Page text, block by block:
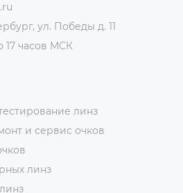
ул. Победы д. 11
17 часов МСК
линз
и сервис очков
линз